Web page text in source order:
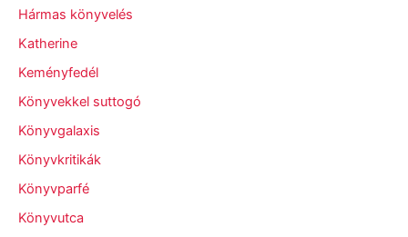
Hármas könyvelés
Katherine
Keményfedél
Könyvekkel suttogó
Könyvgalaxis
Könyvkritikák
Könyvparfé
Könyvutca